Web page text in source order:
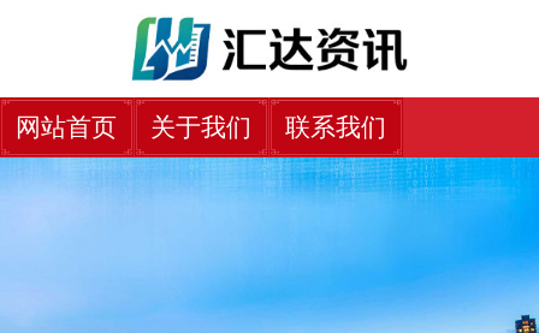
网站首页 关于我们 联系我们